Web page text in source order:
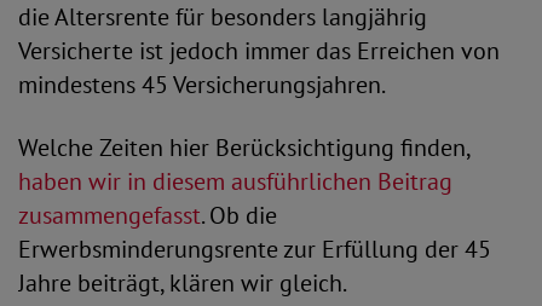
die Altersrente für besonders langjährig
Versicherte ist jedoch immer das Erreichen von
mindestens 45 Versicherungsjahren.
Welche Zeiten hier Berücksichtigung finden,
haben wir in diesem ausführlichen Beitrag
zusammengefasst. Ob die
Erwerbsminderungsrente zur Erfüllung der 45
Jahre beiträgt, klären wir gleich.